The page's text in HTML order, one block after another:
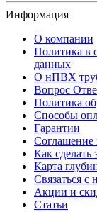
Информация
О компании
Политика в
данных
О нПВХ
Вопрос
Политика
Способы
Гарантии
Соглашение
Как сделать
Карта
Связаться с
Акции и
Статьи